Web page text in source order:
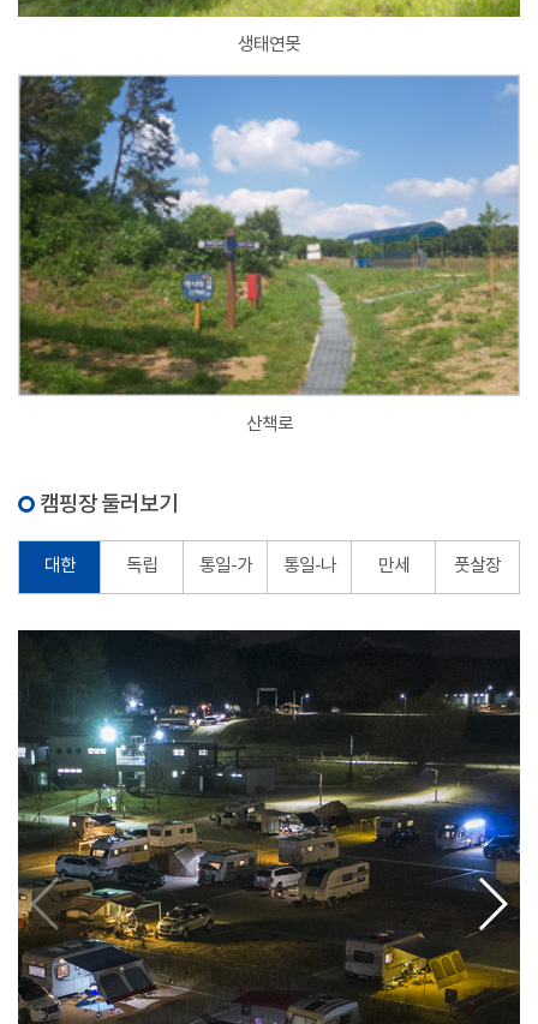
생태연못
산책로
캠핑장 둘러보기
대한 독립 통일-가 통일-나 만세 풋살장